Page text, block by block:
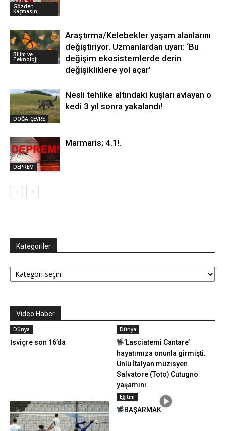
Gözden
Kaçmasın
Bilim ve
Teknoloji
Araştırma/Kelebekler yaşam alanlarını
değiştiriyor. Uzmanlardan uyarı: ‘Bu
değişim ekosistemlerde derin
değişikliklere yol açar’
DOĞA-ÇEVRE
Nesli tehlike altındaki kuşları avlayan o
kedi 3 yıl sonra yakalandı!
DEPREM
Marmaris; 4.1!.
Kategoriler
Kategoriler
Video Haber
Dünya
İsviçre son 16’da
Dünya
’Lasciatemi Cantare’
hayatımıza onunla girmişti.
Ünlü İtalyan müzisyen
Salvatore (Toto) Cutugno
yaşamını...
Eğitim
BAŞARMAK